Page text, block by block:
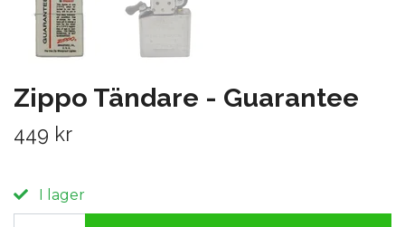
Zippo Tändare - Guarantee
449 kr
I lager